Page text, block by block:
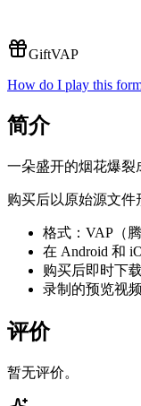
GiftVAP
How do I play this
简介
一朵盛开的烟花爆裂
购买后以原始源文件
格式：VAP（腾
在 Android 和
购买后即时下
录制的预览视
评价
暂无评价。